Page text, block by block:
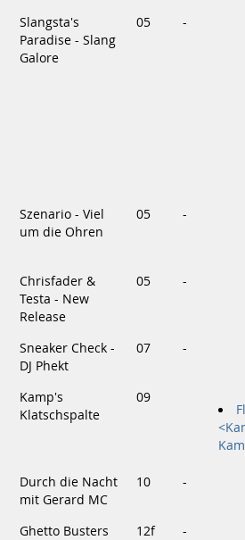
Slangsta's
Paradise - Slang
Galore
05 -
Szenario - Viel
um die Ohren
05 -
Chrisfader &
Testa - New
Release
05 -
Sneaker Check -
DJ Phekt
07 -
Kamp's
Klatschspalte
09
Durch die Nacht
mit Gerard MC
10 -
Ghetto Busters 12f -